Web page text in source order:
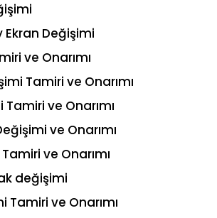
Değişimi
ve Onarımı
Tamiri ve Onarımı
ve Onarımı
ve Onarımı
ve Onarımı
değişimi
Tamiri ve Onarımı